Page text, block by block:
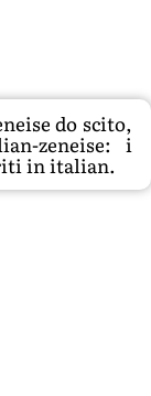
do scito,
zeneise: i
in italian.